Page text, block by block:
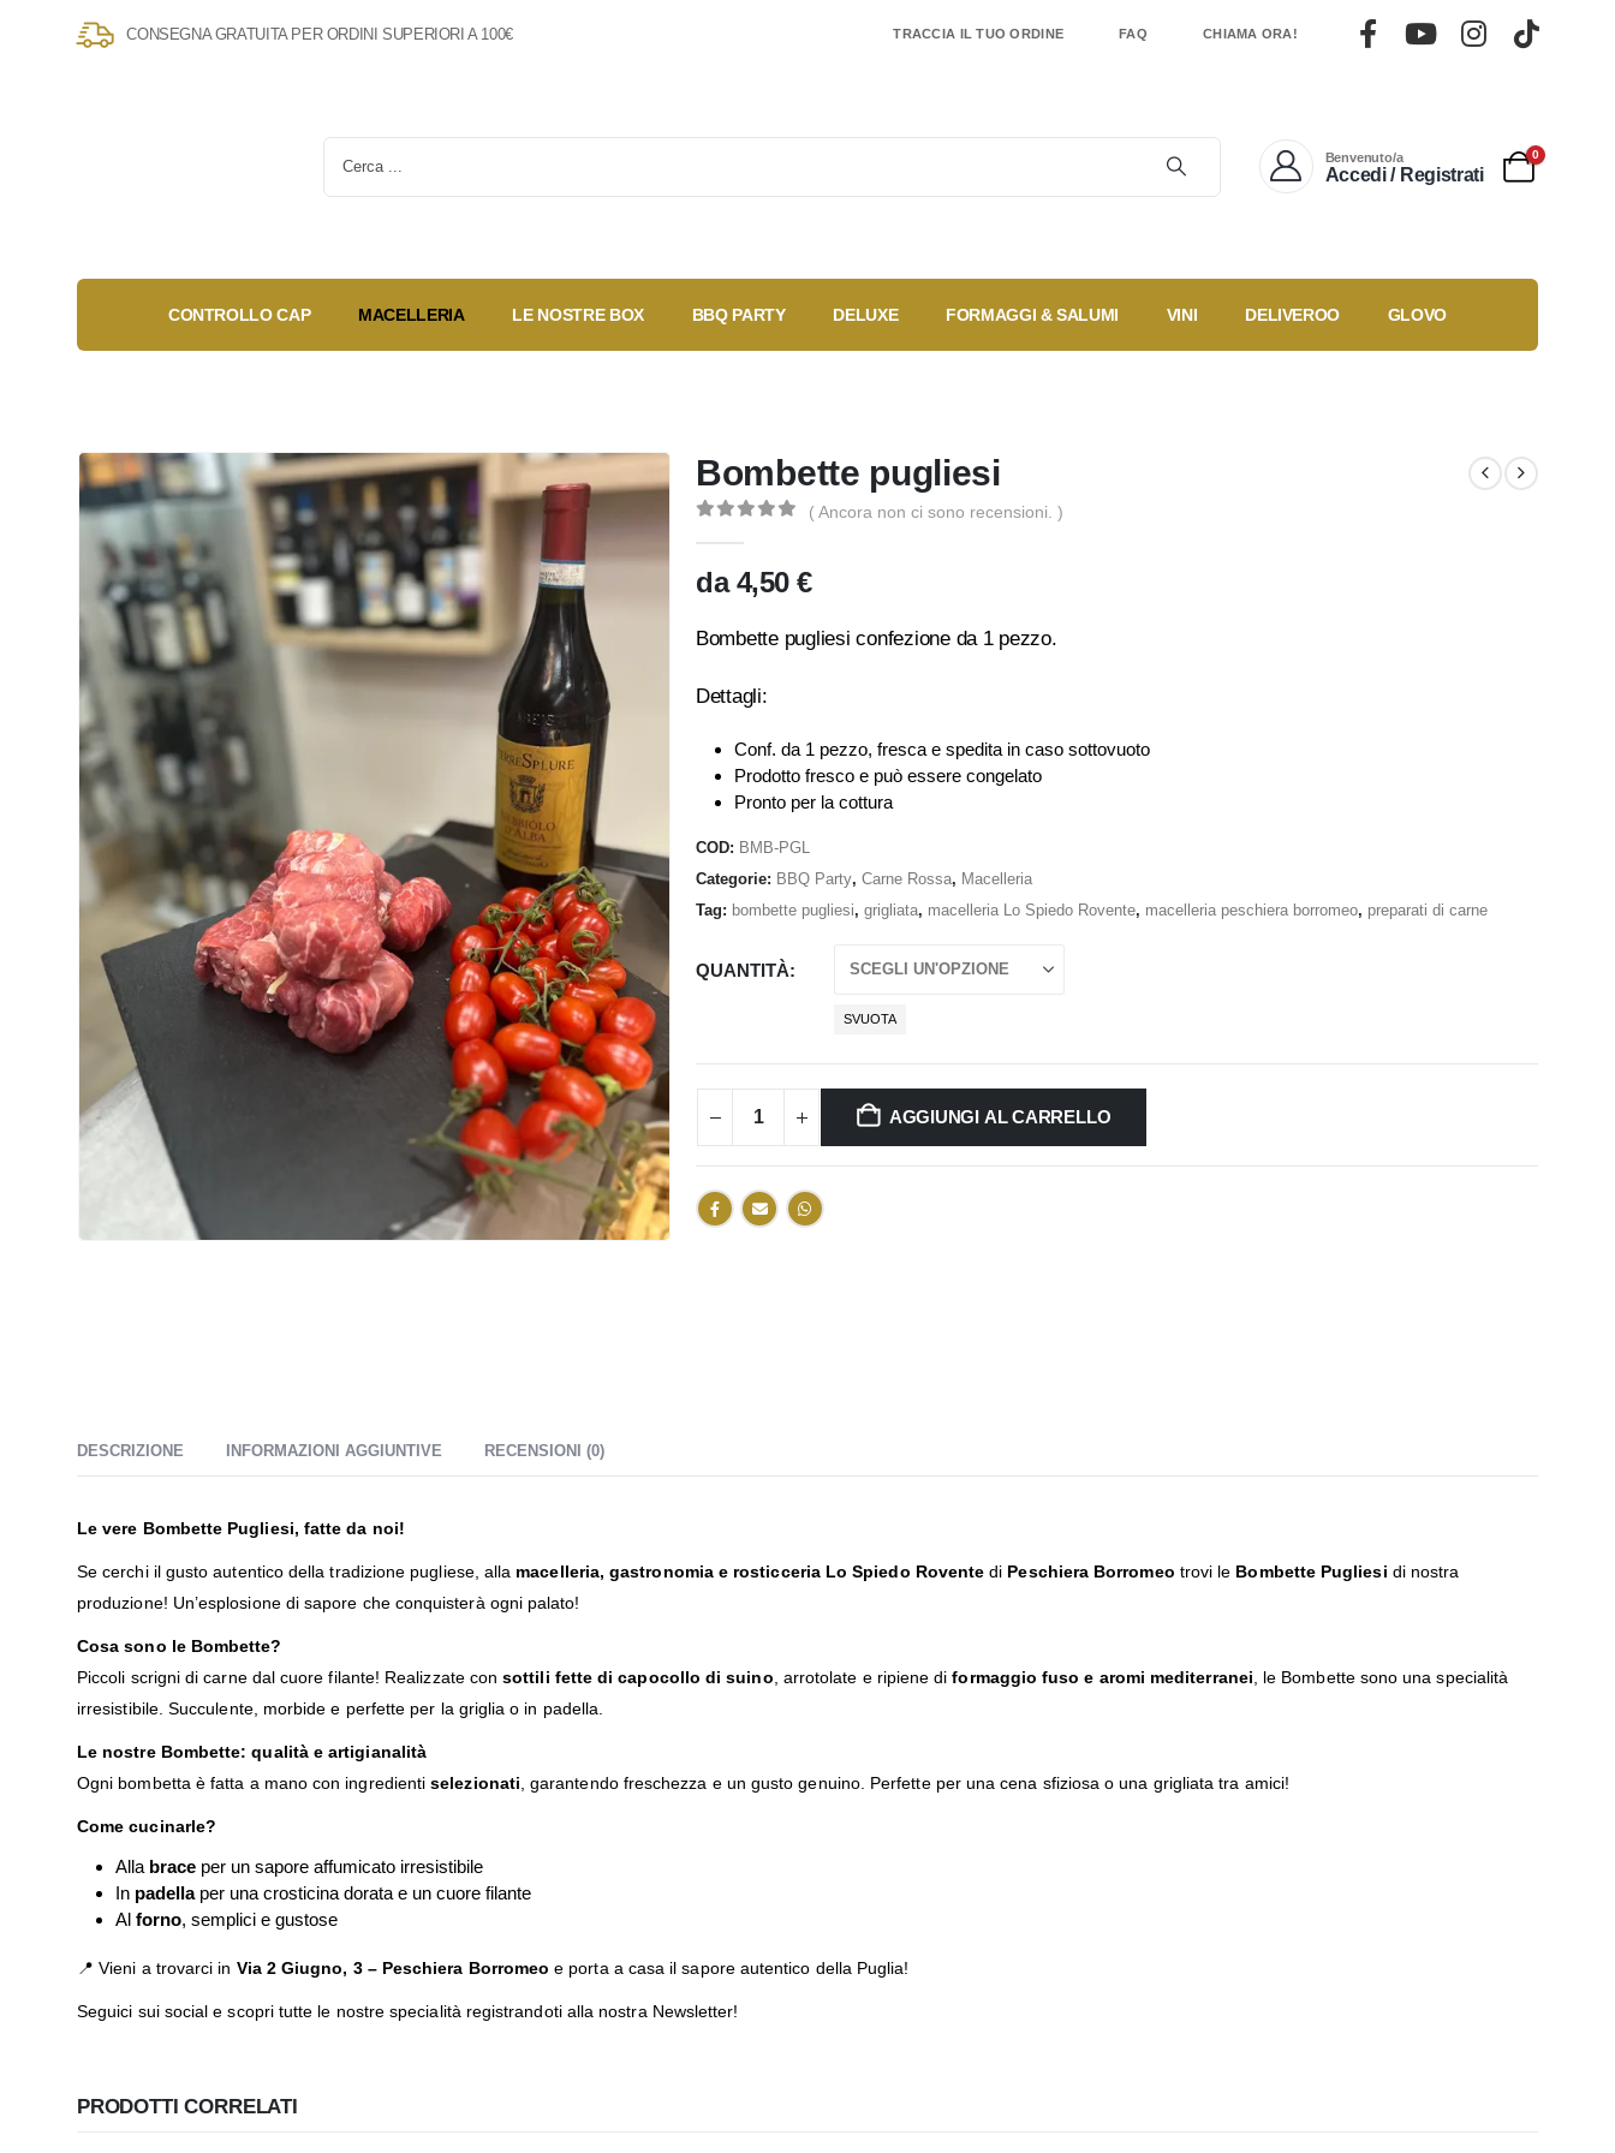
CONSEGNA GRATUITA PER ORDINI SUPERIORI A 100€ TRACCIA IL TUO ORDINE FAQ CHIAMA ORA!
Benvenuto/a
Accedi / Registrati
0
CONTROLLO CAP MACELLERIA LE NOSTRE BOX BBQ PARTY DELUXE FORMAGGI & SALUMI VINI DELIVEROO GLOVO
Bombette pugliesi
( Ancora non ci sono recensioni. )
da4,50€
Bombette pugliesi confezione da 1 pezzo.
Dettagli:
Conf. da 1 pezzo, fresca e spedita in caso sottovuoto
Prodotto fresco e può essere congelato
Pronto per la cottura
COD: BMB-PGL
Categorie: BBQ Party, Carne Rossa, Macelleria
Tag: bombette pugliesi, grigliata, macelleria Lo Spiedo Rovente, macelleria peschiera borromeo, preparati di carne
QUANTITÀ
SVUOTA
AGGIUNGI AL CARRELLO
DESCRIZIONE INFORMAZIONI AGGIUNTIVE RECENSIONI (0)
Le vere Bombette Pugliesi, fatte da noi!
Se cerchi il gusto autentico della tradizione pugliese, alla macelleria, gastronomia e rosticceria Lo Spiedo Rovente di Peschiera Borromeo trovi le Bombette Pugliesi di nostra
produzione! Un’esplosione di sapore che conquisterà ogni palato!
Cosa sono le Bombette?
Piccoli scrigni di carne dal cuore filante! Realizzate consottili fette di capocollo di suino, arrotolate e ripiene diformaggio fuso e aromi mediterranei, le Bombette sono una specialità
irresistibile. Succulente, morbide e perfette per la griglia o in padella.
Le nostre Bombette: qualità e artigianalità
Ogni bombetta è fatta a mano con ingredientiselezionati, garantendo freschezza e un gusto genuino. Perfette per una cena sfiziosa o una grigliata tra amici!
Come cucinarle?
Alla brace per un sapore affumicato irresistibile
In padellaper una crosticina dorata e un cuore filante
Al forno, semplici e gustose
📍 Vieni a trovarci in Via 2 Giugno, 3 – Peschiera Borromeo e porta a casa il sapore autentico della Puglia!
Seguici sui social e scopri tutte le nostre specialità registrandoti alla nostra Newsletter!
PRODOTTI CORRELATI